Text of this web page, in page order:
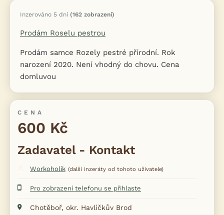
Inzerováno 5 dní (162 zobrazení)
Prodám Roselu pestrou
Prodám samce Rozely pestré přírodní. Rok
narození 2020. Není vhodný do chovu. Cena
domluvou
CENA
600 Kč
Zadavatel - Kontakt
Workoholik (další inzeráty od tohoto uživatele)
Pro zobrazení telefonu se přihlaste
Chotěboř, okr. Havlíčkův Brod